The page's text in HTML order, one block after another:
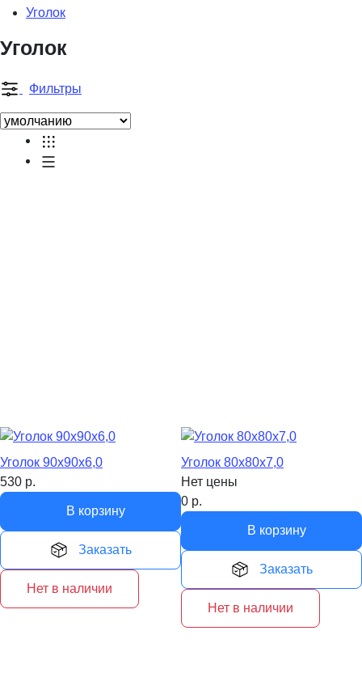
Уголок
Уголок
Фильтры
Уголок 90х90х6,0
530 р.
В корзину
Заказать
Нет в наличии
Уголок 80х80х7,0
Нет цены
0 р.
В корзину
Заказать
Нет в наличии